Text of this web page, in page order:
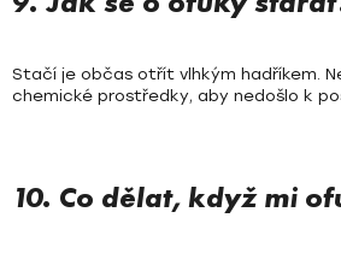
Stačí je občas otřít vlhkým hadříkem.
chemické prostředky, aby nedošlo k
10. Co dělat, když mi